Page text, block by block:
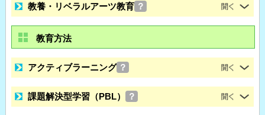
教養・リベラルアーツ教育 ？
教育方法
アクティブラーニング ？
課題解決型学習（PBL） ？